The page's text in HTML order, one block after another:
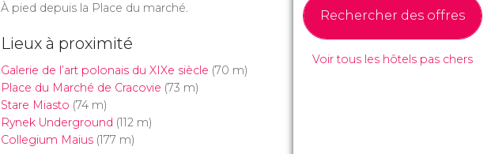
À pied depuis la Place du marché.
Lieux à proximité
Galerie de l’art polonais du XIXe siècle (70 m)
Place du Marché de Cracovie (73 m)
Stare Miasto (74 m)
Rynek Underground (112 m)
Collegium Maius(177 m)
Rechercher des offres
Voir tous les hôtels pas chers